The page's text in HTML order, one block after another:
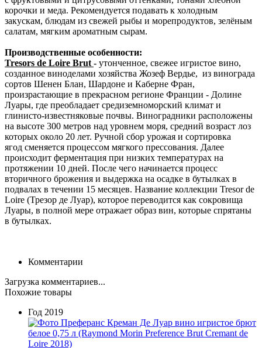
корочки и меда. Рекомендуется подавать к холодным
закускам, блюдам из свежей рыбы и морепродуктов, зелёным
салатам, мягким ароматным сырам.
Производственные особенности:
Tresors de Loire Brut - утонченное, свежее игристое вино,
созданное виноделами хозяйства Жозеф Вердье, из винограда
сортов Шенен Блан, Шардоне и Каберне Фран,
произрастающие в прекрасном регионе Франции - Долине
Луары, где преобладает средиземноморский климат и
глинисто-известняковые почвы. Виноградники расположены
на высоте 300 метров над уровнем моря, средний возраст лоз
которых около 20 лет. Ручной сбор урожая и сортировка
ягод сменяется процессом мягкого прессования. Далее
происходит ферментация при низких температурах на
протяжении 10 дней. После чего начинается процесс
вторичного брожения и выдержка на осадке в бутылках в
подвалах в течении 15 месяцев. Название коллекции Tresor de
Loire (Трезор де Луар), которое переводится как сокровища
Луары, в полной мере отражает образ вин, которые спрятаны
в бутылках.
Комментарии
Загрузка комментариев...
Похожие товары
Год 2019